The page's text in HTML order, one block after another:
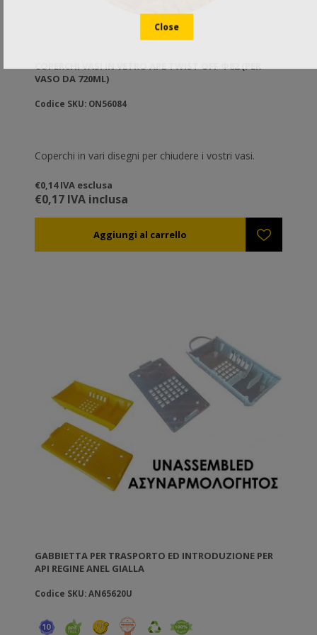
COPERCHI VASI IN VETRO APE TWIST OFF Φ82 (PER
VASO DA 720ML)
Codice SKU: ON56084
Coperchi in vari disegni per chiudere i vostri vasi.
€0,14 IVA esclusa
€0,17 IVA inclusa
GABBIETTA PER TRASPORTO ED INTRODUZIONE PER
API REGINE ANEL GIALLA
Codice SKU: AN65620U